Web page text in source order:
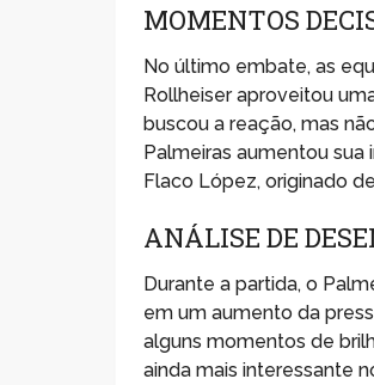
MOMENTOS
No último embate, as
Rollheiser aproveitou
buscou a reação, mas
Palmeiras aumentou
Flaco López, originado
ANÁLISE DE
Durante a partida, o
em um aumento da
alguns momentos de
ainda mais interessante